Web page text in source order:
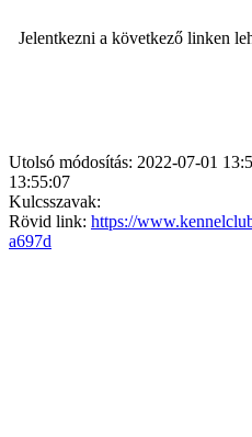
Jelentkezni a
Utolsó módosítás: 2022-07-01
13:55:07
Kulcsszavak:
Rövid link: https://
a697d